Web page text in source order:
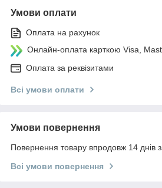
Умови оплати
Оплата на рахунок
Онлайн-оплата карткою Visa,
Оплата за реквізитами
Всі умови оплати
Умови повернення
Повернення товару впродовж 14 днів
Всі умови повернення